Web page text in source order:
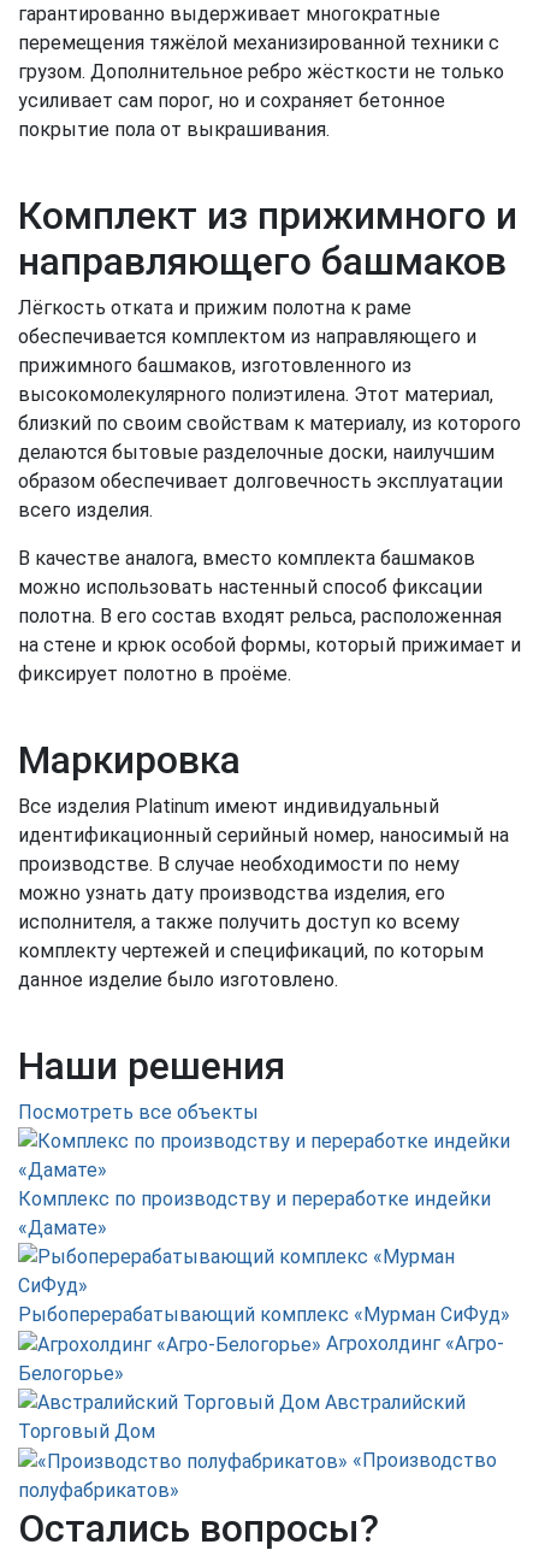
гарантированно выдерживает многократные
перемещения тяжёлой механизированной техники с
грузом. Дополнительное ребро жёсткости не только
усиливает сам порог, но и сохраняет бетонное
покрытие пола от выкрашивания.
Комплект из прижимного и
направляющего башмаков
Лёгкость отката и прижим полотна к раме
обеспечивается комплектом из направляющего и
прижимного башмаков, изготовленного из
высокомолекулярного полиэтилена. Этот материал,
близкий по своим свойствам к материалу, из которого
делаются бытовые разделочные доски, наилучшим
образом обеспечивает долговечность эксплуатации
всего изделия.
В качестве аналога, вместо комплекта башмаков
можно использовать настенный способ фиксации
полотна. В его состав входят рельса, расположенная
на стене и крюк особой формы, который прижимает и
фиксирует полотно в проёме.
Маркировка
Все изделия Platinum имеют индивидуальный
идентификационный серийный номер, наносимый на
производстве. В случае необходимости по нему
можно узнать дату производства изделия, его
исполнителя, а также получить доступ ко всему
комплекту чертежей и спецификаций, по которым
данное изделие было изготовлено.
Наши решения
Посмотреть все объекты
Комплекс по производству и переработке индейки
«Дамате»
Рыбоперерабатывающий комплекс «Мурман СиФуд»
Агрохолдинг «Агро-
Белогорье»
Австралийский
Торговый Дом
«Производство
полуфабрикатов»
Остались вопросы?